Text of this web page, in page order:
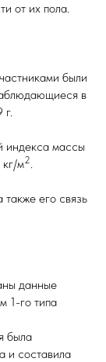
от их пола.
были
в
г.
индекса массы
м2.
его связь
данные
1-го типа
была
и составила